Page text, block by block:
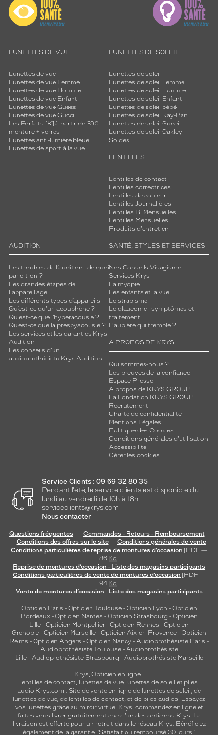
LUNETTES DE VUE
Lunettes de vue
Lunettes de vue Femme
Lunettes de vue Homme
Lunettes de vue Enfant
Lunettes de vue Guess
Lunettes de vue Gucci
Les Forfaits [K] à partir de 39€ -
monture + verres
Lunettes anti-lumière bleue
Lunettes de sport à la vue
LUNETTES DE SOLEIL
Lunettes de soleil
Lunettes de soleil Femme
Lunettes de soleil Homme
Lunettes de soleil Enfant
Lunettes de soleil bébé
Lunettes de soleil Ray-Ban
Lunettes de soleil Gucci
Lunettes de soleil Oakley
Soldes
LENTILLES
Lentilles de contact
Lentilles correctrices
Lentilles de couleur
Lentilles Journalières
Lentilles Bi Mensuelles
Lentilles Mensuelles
Produits d'entretien
AUDITION
Les troubles de l’audition : de quoi
parle-t-on ?
Les grandes étapes de
l'appareillage
Les différents types d’appareils
Qu’est-ce qu'un acouphène ?
Qu'est-ce que l'hyperacousie ?
Qu’est-ce que la presbyacousie ?
Les services et les garanties Krys
Audition
Les conseils d'un
audioprothésiste Krys Audition
SANTÉ, STYLES ET SERVICES
Nos Conseils Visagisme
Services Krys
La myopie
Les enfants et la vue
Le strabisme
Le glaucome : symptômes et
traitement
Paupière qui tremble ?
A PROPOS DE KRYS
Qui sommes-nous ?
Les preuves de la confiance
Espace Presse
A propos de KRYS GROUP
La Fondation KRYS GROUP
Recrutement
Charte de confidentialité
Mentions Légales
Politique des Cookies
Conditions générales d'utilisation
Accessibilité
Gérer les cookies
Service Clients : 09 69 32 80 35
Pendant l'été, le service clients est disponible du
lundi au vendredi de 10h à 18h.
serviceclients@krys.com
Nous contacter
Questions fréquentes
Commandes - Retours - Remboursement
Conditions des offres sur le site
Conditions générales de vente
Conditions particulières de reprise de montures d’occasion [PDF —
86 Ko]
Reprise de montures d’occasion - Liste des magasins participants
Conditions particulières de vente de montures d’occasion [PDF —
94 Ko]
Vente de montures d’occasion - Liste des magasins participants
Opticien Paris - Opticien Toulouse- Opticien Lyon - Opticien
Bordeaux- Opticien Nantes - Opticien Strasbourg - Opticien
Lille - Opticien Montpellier - Opticien Rennes - Opticien
Grenoble - Opticien Marseille - Opticien Aix-en-Provence - Opticien
Reims - Opticien Angers - Opticien Nancy - Audioprothésiste Paris -
Audioprothésiste Toulouse- Audioprothésiste
Lille- Audioprothésiste Strasbourg - Audioprothésiste Marseille
Krys, Opticien en ligne :
lentilles de contact, lunettes de vue, lunettes de soleil et piles
audio Krys.com : Site de vente en ligne de lunettes de soleil, de
lunettes de vue, de lentilles de contact, et de piles audios. Essayez
vos lunettes grâce au miroir virtuel Krys, commandez en ligne et
faites vous livrer gratuitement chez l'un des opticiens Krys. La
livraison est offerte pour un retrait dans le réseau Krys. Bénéficiez
également de la garantie "Satisfait ou remboursé 30 jours".